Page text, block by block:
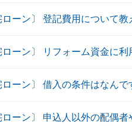
ローン〕 登記費用について教
ローン〕 リフォーム資金に
ローン〕 借入の条件はなんで
ローン〕 申込人以外の配偶